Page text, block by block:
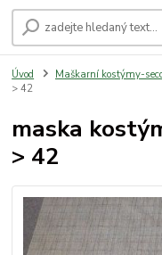
Úvod Maškarní kostýmy-
> 42
maska
> 42